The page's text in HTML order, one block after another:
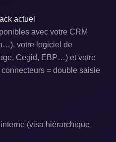
actuel
avec votre CRM
votre logiciel de
Cegid, EBP…) et votre
= double saisie
(visa hiérarchique